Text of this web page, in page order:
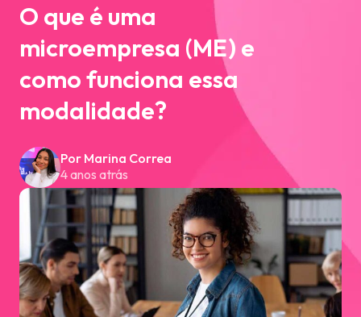
O que é uma
microempresa (ME) e
como funciona essa
modalidade?
Por Marina Correa
4 anos atrás